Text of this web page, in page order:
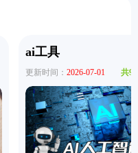
ai工具
更新时间： 2026-07-01 共